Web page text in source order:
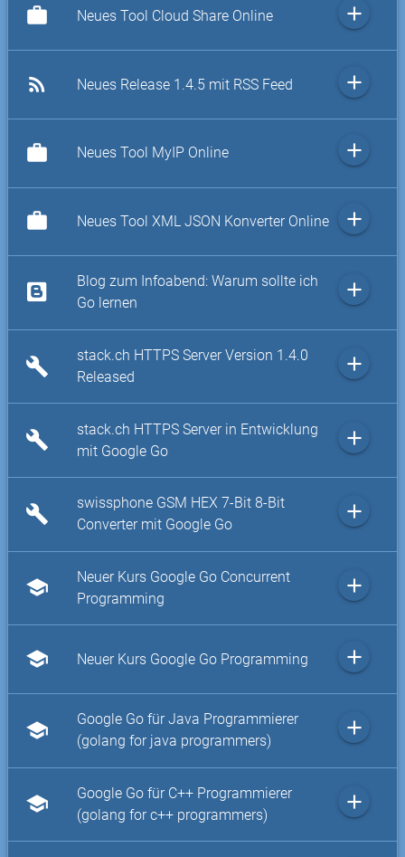
work Neues Tool Cloud Share Online add
rss_feed Neues Release 1.4.5 mit RSS Feed add
work Neues Tool MyIP Online add
work Neues Tool XML JSON Konverter Online add
Blog zum Infoabend: Warum sollte ich
Go lernen
add
build
stack.ch HTTPS Server Version 1.4.0
Released
add
build
stack.ch HTTPS Server in Entwicklung
mit Google Go
add
build
swissphone GSM HEX 7-Bit 8-Bit
Converter mit Google Go
add
school
Neuer Kurs Google Go Concurrent
Programming
add
school Neuer Kurs Google Go Programming add
school
Google Go für Java Programmierer
(golang for java programmers)
add
school
Google Go für C++ Programmierer
(golang for c++ programmers)
add